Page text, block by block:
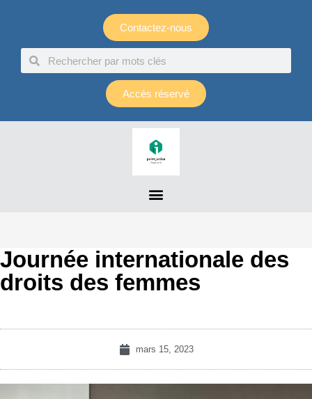
Contactez-nous
Accès réservé
Journée internationale des
droits des femmes
mars 15, 2023